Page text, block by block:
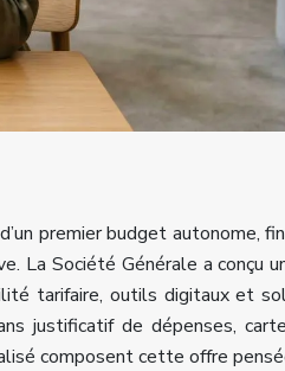
premier budget autonome,
La Société Générale a conçu
tarifaire, outils digitaux et
justificatif de dépenses,
composent cette offre